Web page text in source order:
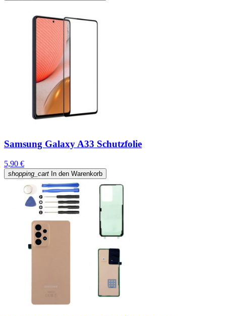
Samsung Galaxy A33 Schutzfolie
5,90 €
shopping_cart In den Warenkorb